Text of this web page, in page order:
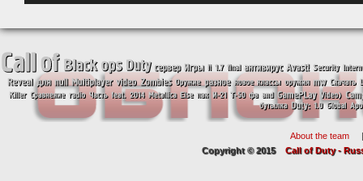
About the team
Copyright © 2015 Call of Duty -